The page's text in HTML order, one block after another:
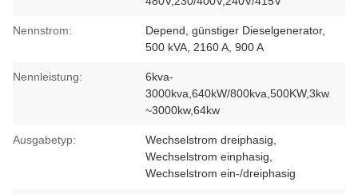
Nennstrom:
Depend, günstiger Dieselgenerator,
500 kVA, 2160 A, 900 A
Nennleistung:
6kva-
3000kva,640kW/800kva,500KW,3kw
~3000kw,64kw
Ausgabetyp:
Wechselstrom dreiphasig,
Wechselstrom einphasig,
Wechselstrom ein-/dreiphasig